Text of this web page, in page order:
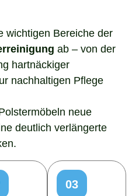
wichtigen Bereiche der
ab – von der
hartnäckiger
nachhaltigen Pflege
neue
deutlich verlängerte
03